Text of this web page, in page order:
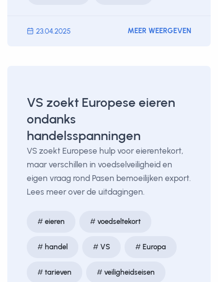
23.04.2025 MEER WEERGEVEN
VS zoekt Europese eieren
ondanks
handelsspanningen
VS zoekt Europese hulp voor eierentekort,
maar verschillen in voedselveiligheid en
eigen vraag rond Pasen bemoeilijken export.
Lees meer over de uitdagingen.
eieren voedseltekort
handel VS Europa
tarieven veiligheidseisen